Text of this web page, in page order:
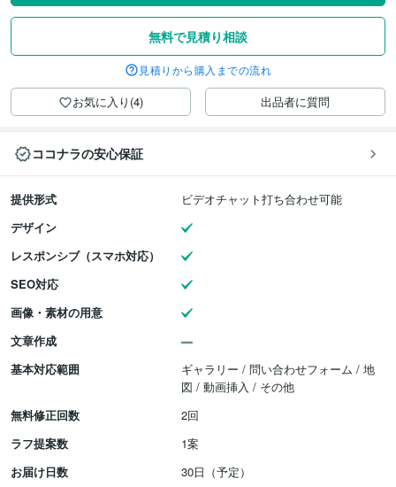
無料で見積り相談
見積りから購入までの流れ
お気に入り(4) 出品者に質問
ココナラの安心保証
提供形式
ビデオチャット打ち合わせ可能
デザイン
レスポンシブ（スマホ対応）
SEO対応
画像・素材の用意
文章作成
基本対応範囲
ギャラリー / 問い合わせフォーム / 地
図 / 動画挿入 / その他
無料修正回数
2回
ラフ提案数
1案
お届け日数
30日（予定）